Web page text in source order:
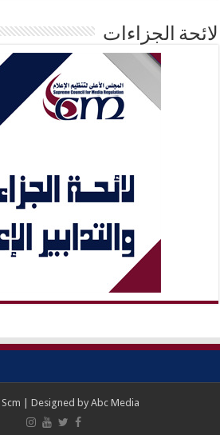
لائحة الجزاءات
Scm | Designed by Abc Media